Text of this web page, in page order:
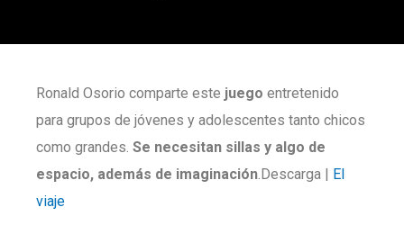
Ronald Osorio comparte este juego entretenido
para grupos de jóvenes y adolescentes tanto chicos
como grandes. Se necesitan sillas y algo de
espacio, además de imaginación.Descarga | El
viaje